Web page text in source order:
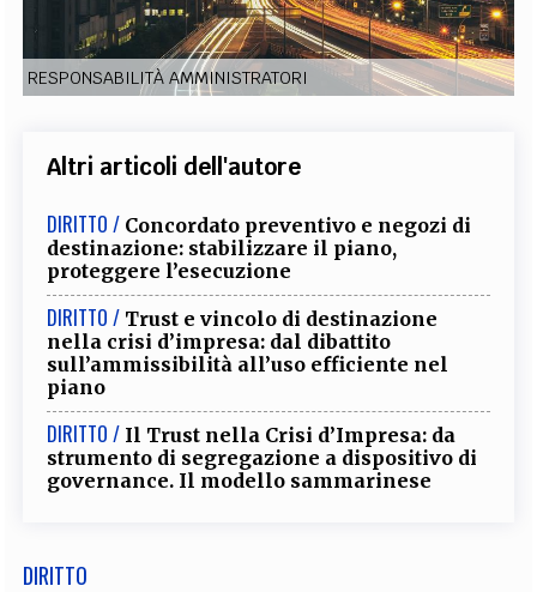
SOCIAL MEDIA
RESPONSABILITÀ AMMINISTRATORI
Altri articoli dell'autore
DIRITTO / Concordato preventivo e negozi di
destinazione: stabilizzare il piano,
proteggere l’esecuzione
DIRITTO / Trust e vincolo di destinazione
nella crisi d’impresa: dal dibattito
sull’ammissibilità all’uso efficiente nel
piano
DIRITTO / Il Trust nella Crisi d’Impresa: da
strumento di segregazione a dispositivo di
governance. Il modello sammarinese
DIRITTO